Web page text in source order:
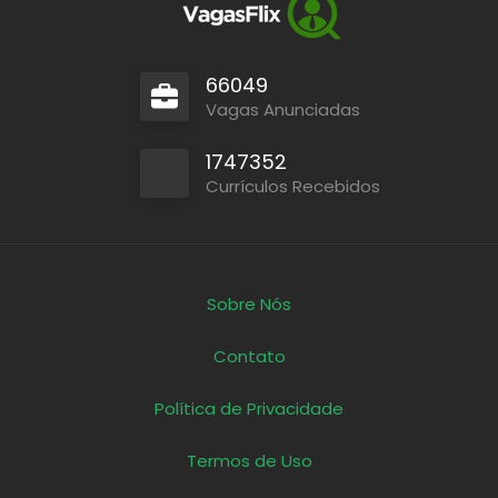
66049
Vagas Anunciadas
1747352
Currículos Recebidos
Sobre Nós
Contato
Política de Privacidade
Termos de Uso